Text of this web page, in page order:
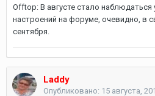
Offtop: В августе стало наблюдаться
настроений на форуме, очевидно, в
сентября.
Laddy
Опубликовано: 15 августа,